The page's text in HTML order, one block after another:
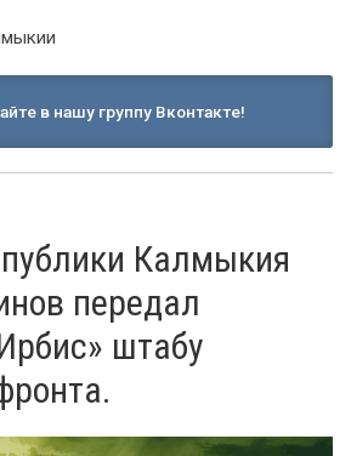
в нашу группу Вконтакте!
Калмыкия
передал
штабу